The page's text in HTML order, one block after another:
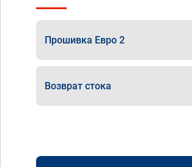
Прошивка Евро 2
Возврат стока